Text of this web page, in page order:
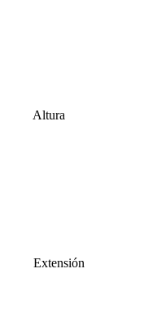
Altura
Extensión